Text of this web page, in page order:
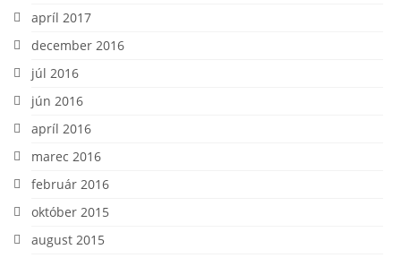
apríl 2017
december 2016
júl 2016
jún 2016
apríl 2016
marec 2016
február 2016
október 2015
august 2015